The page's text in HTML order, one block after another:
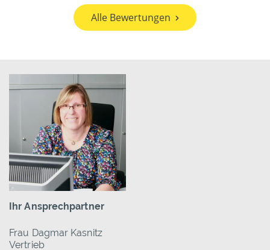
Alle Bewertungen
Ihr Ansprechpartner
Frau Dagmar Kasnitz
Vertrieb